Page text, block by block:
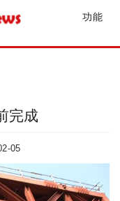
功能
完成
05